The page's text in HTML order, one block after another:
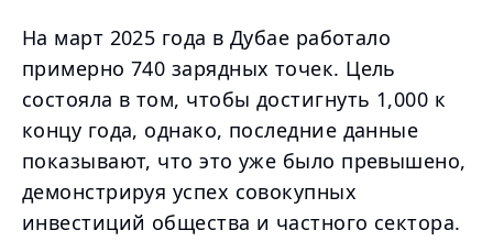
На март 2025 года в Дубае работало
примерно 740 зарядных точек. Цель
состояла в том, чтобы достигнуть 1,000 к
концу года, однако, последние данные
показывают, что это уже было превышено,
демонстрируя успех совокупных
инвестиций общества и частного сектора.